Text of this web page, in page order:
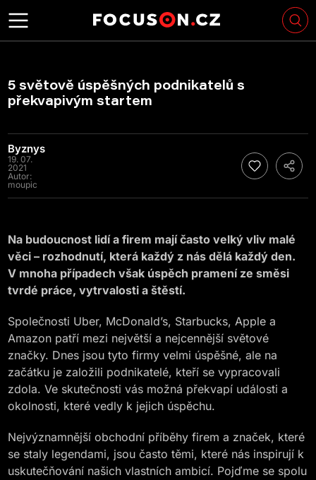
5 světově úspěšných podnikatelů s
překvapivým startem
Byznys
19. 07.
2021
Autor:
moupic
Na budoucnost lidí a firem mají často velký vliv malé
věci – rozhodnutí, která každý z nás dělá každý den.
V mnoha případech však úspěch pramení ze směsi
tvrdé práce, vytrvalosti a štěstí.
Společnosti Uber, McDonald’s, Starbucks, Apple a
Amazon patří mezi největší a nejcennější světové
značky. Dnes jsou tyto firmy velmi úspěšné, ale na
začátku je založili podnikatelé, kteří se vypracovali
zdola. Ve skutečnosti vás možná překvapí události a
okolnosti, které vedly k jejich úspěchu.
Nejvýznamnější obchodní příběhy firem a značek, které
se staly legendami, jsou často těmi, které nás inspirují k
uskutečňování našich vlastních ambicí. Pojďme se spolu